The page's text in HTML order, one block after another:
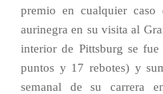
premio en cualquier
aurinegra en su visita al
interior de Pittsburg se
puntos y 17 rebotes) y
semanal de su carrera